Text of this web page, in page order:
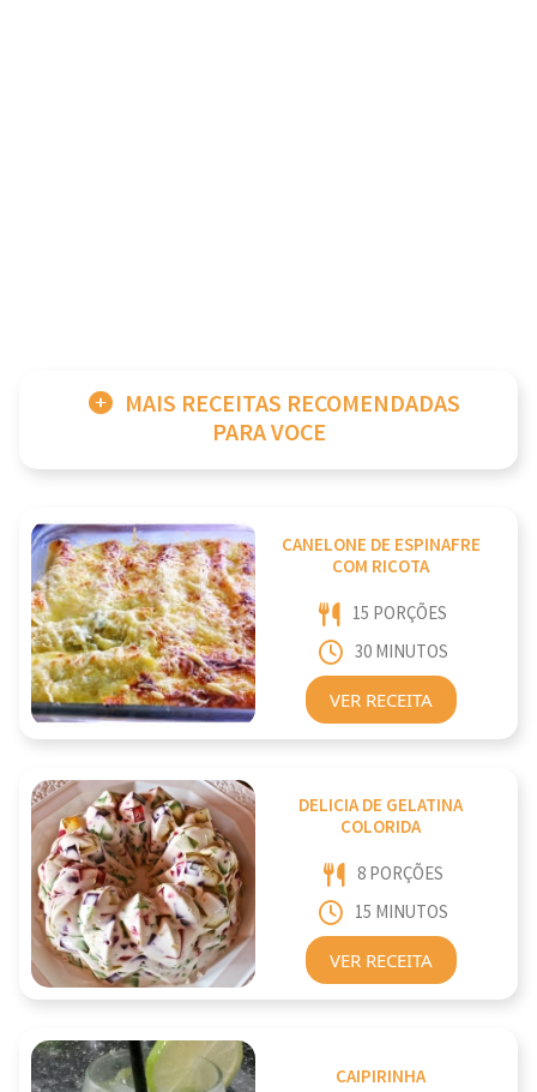
MAIS RECEITAS RECOMENDADAS
PARA VOCE
CANELONE DE ESPINAFRE
COM RICOTA
15 PORÇÕES
30 MINUTOS
VER RECEITA
DELICIA DE GELATINA
COLORIDA
8 PORÇÕES
15 MINUTOS
VER RECEITA
CAIPIRINHA